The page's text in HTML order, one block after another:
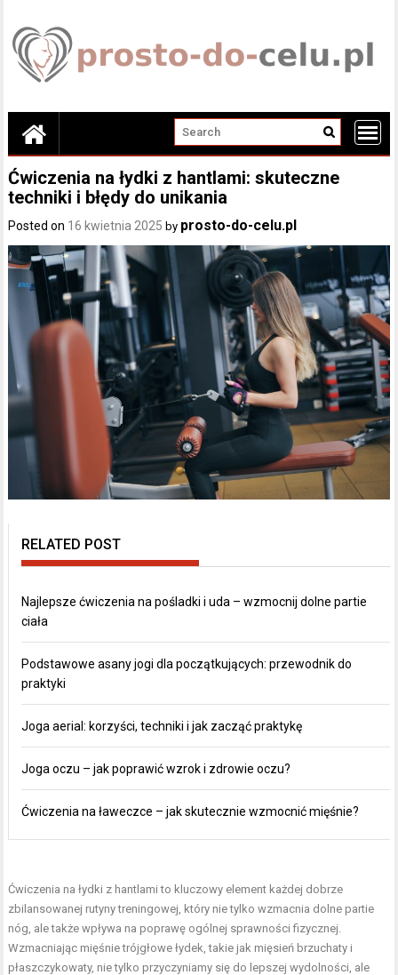
content
Ćwiczenia na łydki z hantlami: skuteczne
techniki i błędy do unikania
Posted on 16 kwietnia 2025 by prosto-do-celu.pl
RELATED POST
Najlepsze ćwiczenia na pośladki i uda – wzmocnij dolne partie
ciała
Podstawowe asany jogi dla początkujących: przewodnik do
praktyki
Joga aerial: korzyści, techniki i jak zacząć praktykę
Joga oczu – jak poprawić wzrok i zdrowie oczu?
Ćwiczenia na ławeczce – jak skutecznie wzmocnić mięśnie?
Ćwiczenia na łydki z hantlami to kluczowy element każdej dobrze
zbilansowanej rutyny treningowej, który nie tylko wzmacnia dolne partie
nóg, ale także wpływa na poprawę ogólnej sprawności fizycznej.
Wzmacniając mięśnie trójgłowe łydek, takie jak mięsień brzuchaty i
płaszczykowaty, nie tylko przyczyniamy się do lepszej wydolności, ale